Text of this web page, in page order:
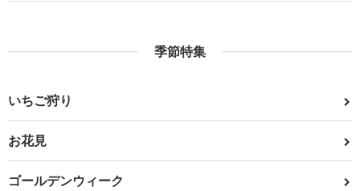
季節特集
いちご狩り
お花見
ゴールデンウィーク